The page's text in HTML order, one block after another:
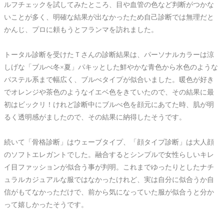
ルフチェックを試してみたところ、目や血管の色など判断がつかな
いことが多く、明確な結果が出なかったため自己診断では無理だと
かんじ、プロに頼もうとフランマを訪れました。
トータル診断を受けたＴさんの診断結果は、パーソナルカラーは涼
しげな「ブルべ冬×夏」パキッとした鮮やかな青色から水色のような
パステル系まで幅広く、ブルべタイプが似合いました。暖色が好き
でオレンジや茶色のようなイエベ色をきていたので、その結果に最
初はビックリ！けれど診断中にブルべ色を顔元にあてた時、肌が明
るく透明感がましたので、その結果に納得したそうです。
続いて「骨格診断」はウェーブタイプ、「顔タイプ診断」は大人顔
のソフトエレガントでした。融合するとシンプルで女性らしいキレ
イ目ファッションが似合う事が判明。これまでゆったりとしたナチ
ュラルカジュアルな服ではなかったけれど、実は自分に似合うか自
信がもてなかっただけで、前から気になっていた服が似合うと分か
って嬉しかったそうです。